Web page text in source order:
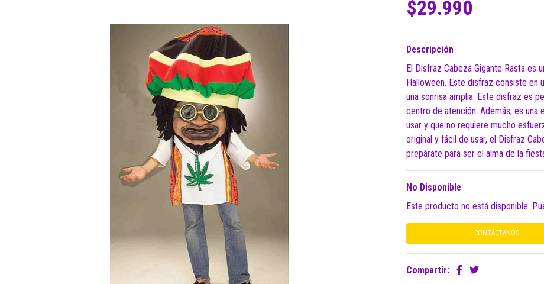
$29.990
Descripción
El Disfraz Cabeza Gigante Rasta es
Halloween. Este disfraz consiste en
una sonrisa amplia. Este disfraz es
centro de atención. Además, es una
usar y que no requiere mucho
original y fácil de usar, el Disfraz
prepárate para ser el alma de la
No Disponible
Este producto no está disponible.
CONTÁCTANOS
Compartir: